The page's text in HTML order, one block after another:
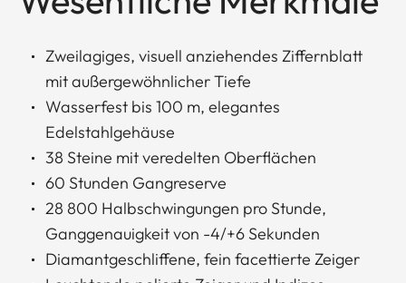
Zweilagiges, visuell anziehendes Ziffernblatt
mit außergewöhnlicher Tiefe
Wasserfest bis 100 m, elegantes
Edelstahlgehäuse
38 Steine mit veredelten Oberflächen
60 Stunden Gangreserve
28 800 Halbschwingungen pro Stunde,
Ganggenauigkeit von -4/+6 Sekunden
Diamantgeschliffene, fein facettierte Zeiger